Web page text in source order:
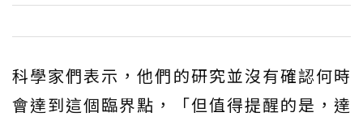
科學家們表示，他們的研究並沒有確認何時
會達到這個臨界點，「但值得提醒的是，達